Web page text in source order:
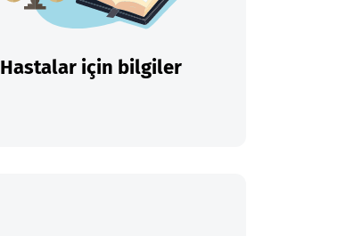
Hastalar için bilgiler